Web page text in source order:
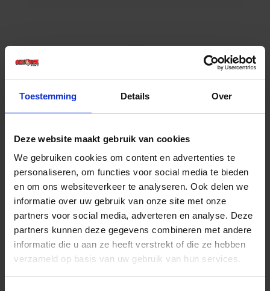
Toestemming Details Over
Deze website maakt gebruik van cookies
We gebruiken cookies om content en advertenties te
personaliseren, om functies voor social media te bieden
en om ons websiteverkeer te analyseren. Ook delen we
informatie over uw gebruik van onze site met onze
partners voor social media, adverteren en analyse. Deze
partners kunnen deze gegevens combineren met andere
informatie die u aan ze heeft verstrekt of die ze hebben
verzameld op basis van uw gebruik van hun services.
PCE Stekker CEE SHARK 16Ah 3p 3h
Niet op voorraad, levertijd 1 tot meerdere werkdagen
Gtin: 9003399131080
Artikelnummer merk: 102353
€ 32,21 incl. BTW
Prijs per 10 Stuk